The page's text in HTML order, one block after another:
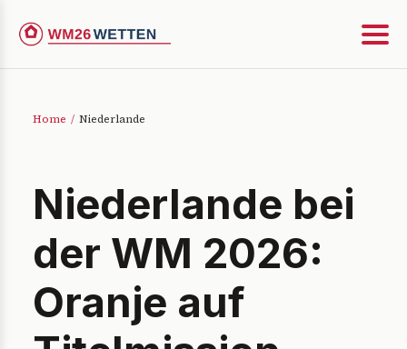
Home / Niederlande
Niederlande bei
der WM 2026:
Oranje auf